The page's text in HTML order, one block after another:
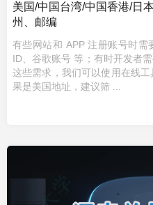
美国/中国台湾/中国香港/日
州、邮编
有些网站和 APP 注册账号时
ID、谷歌账号 等；有时开发者
这些需求，我们可以使用在线
果是美国地址，建议筛 ...